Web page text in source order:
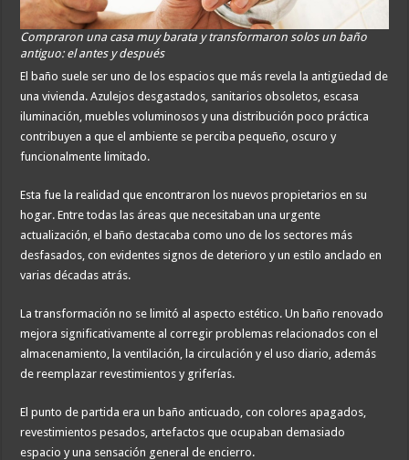
Compraron una casa muy barata y transformaron solos un baño
antiguo: el antes y después
El baño suele ser uno de los espacios que más revela la antigüedad de
una vivienda. Azulejos desgastados, sanitarios obsoletos, escasa
iluminación, muebles voluminosos y una distribución poco práctica
contribuyen a que el ambiente se perciba pequeño, oscuro y
funcionalmente limitado.
Esta fue la realidad que encontraron los nuevos propietarios en su
hogar. Entre todas las áreas que necesitaban una urgente
actualización, el baño destacaba como uno de los sectores más
desfasados, con evidentes signos de deterioro y un estilo anclado en
varias décadas atrás.
La transformación no se limitó al aspecto estético. Un baño renovado
mejora significativamente al corregir problemas relacionados con el
almacenamiento, la ventilación, la circulación y el uso diario, además
de reemplazar revestimientos y griferías.
El punto de partida era un baño anticuado, con colores apagados,
revestimientos pesados, artefactos que ocupaban demasiado
espacio y una sensación general de encierro.